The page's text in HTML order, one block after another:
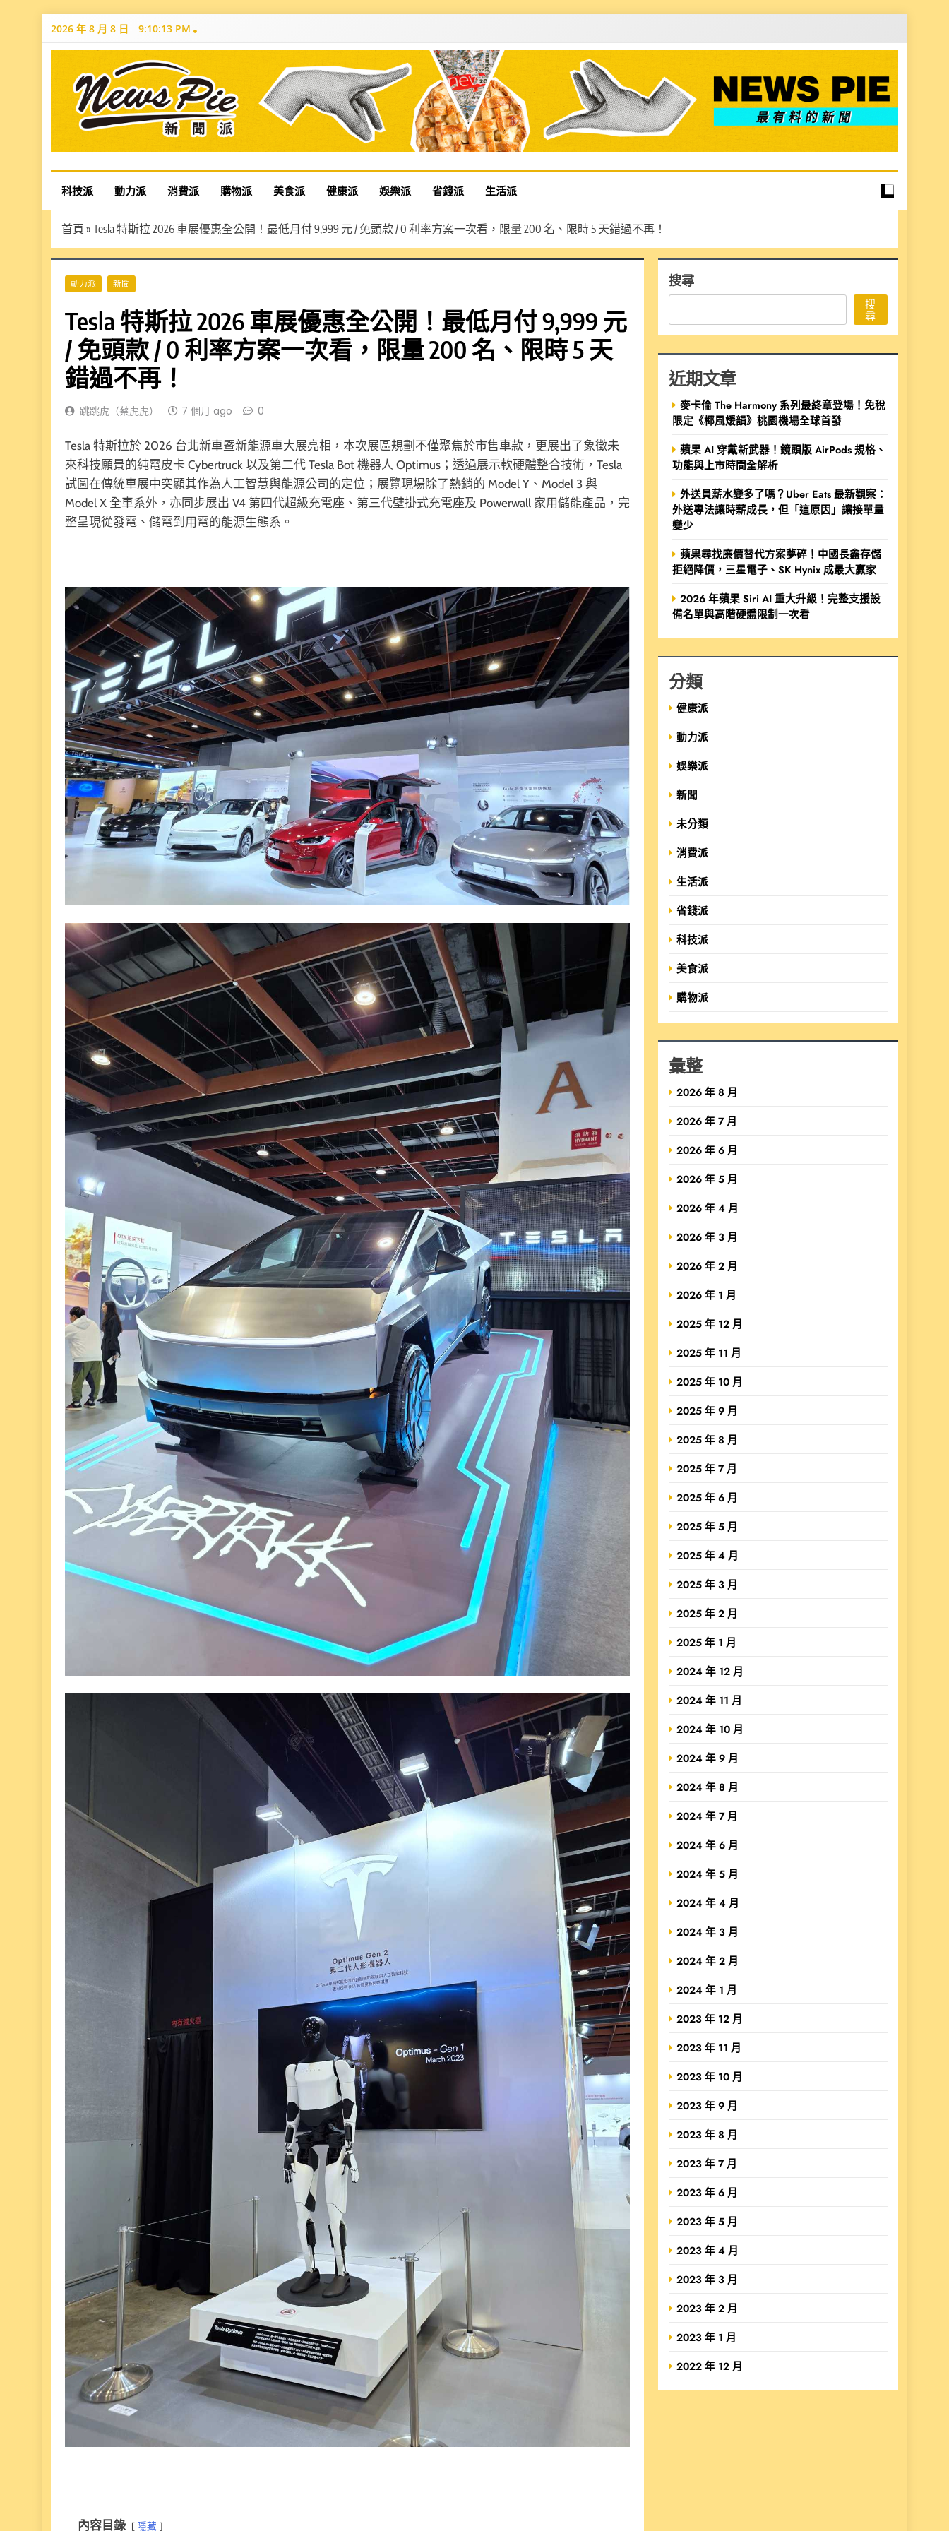
Skip
2026 年 8 月 8 日 9:10:14 PM
News Pie
最有料的新聞
科技派 動力派 消費派 購物派 美食派 健康派 娛樂派 省錢派 生活派
首頁 » Tesla 特斯拉 2026 車展優惠全公開！最低月付 9,999 元 / 免頭款 / 0 利率方案一次看，限量 200 名、限時 5 天錯過不再！
動力派 新聞
Tesla 特斯拉 2026 車展優惠全公開！最低月付 9,999 元
/ 免頭款 / 0 利率方案一次看，限量 200 名、限時 5 天
錯過不再！
跳跳虎（蔡虎虎） 7 個月 ago 0
Tesla 特斯拉於 2026 台北新車暨新能源車大展亮相，本次展區規劃不僅聚焦於市售車款，更展出了象徵未
來科技願景的純電皮卡 Cybertruck 以及第二代 Tesla Bot 機器人 Optimus；透過展示軟硬體整合技術，Tesla
試圖在傳統車展中突顯其作為人工智慧與能源公司的定位；展覽現場除了熱銷的 Model Y、Model 3 與
Model X 全車系外，亦同步展出 V4 第四代超級充電座、第三代壁掛式充電座及 Powerwall 家用儲能產品，完
整呈現從發電、儲電到用電的能源生態系。
內容目錄 隱藏
搜尋
搜
尋
近期文章
麥卡倫 The Harmony 系列最終章登場！免稅
限定《椰風煖韻》桃園機場全球首發
蘋果 AI 穿戴新武器！鏡頭版 AirPods 規格、
功能與上市時間全解析
外送員薪水變多了嗎？Uber Eats 最新觀察：
外送專法讓時薪成長，但「這原因」讓接單量
變少
蘋果尋找廉價替代方案夢碎！中國長鑫存儲
拒絕降價，三星電子、SK Hynix 成最大贏家
2026 年蘋果 Siri AI 重大升級！完整支援設
備名單與高階硬體限制一次看
分類
健康派
動力派
娛樂派
新聞
未分類
消費派
生活派
省錢派
科技派
美食派
購物派
彙整
2026 年 8 月
2026 年 7 月
2026 年 6 月
2026 年 5 月
2026 年 4 月
2026 年 3 月
2026 年 2 月
2026 年 1 月
2025 年 12 月
2025 年 11 月
2025 年 10 月
2025 年 9 月
2025 年 8 月
2025 年 7 月
2025 年 6 月
2025 年 5 月
2025 年 4 月
2025 年 3 月
2025 年 2 月
2025 年 1 月
2024 年 12 月
2024 年 11 月
2024 年 10 月
2024 年 9 月
2024 年 8 月
2024 年 7 月
2024 年 6 月
2024 年 5 月
2024 年 4 月
2024 年 3 月
2024 年 2 月
2024 年 1 月
2023 年 12 月
2023 年 11 月
2023 年 10 月
2023 年 9 月
2023 年 8 月
2023 年 7 月
2023 年 6 月
2023 年 5 月
2023 年 4 月
2023 年 3 月
2023 年 2 月
2023 年 1 月
2022 年 12 月